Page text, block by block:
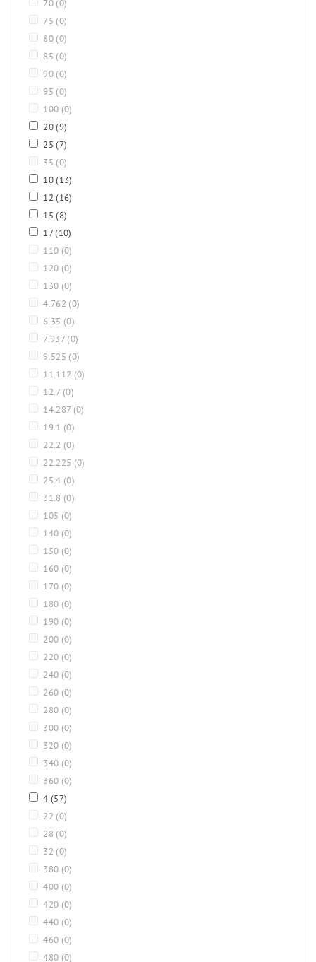
70 (0)
75 (0)
80 (0)
85 (0)
90 (0)
95 (0)
100 (0)
20(9)
25(7)
35 (0)
10(13)
12(16)
15(8)
17(10)
110 (0)
120 (0)
130 (0)
4.762 (0)
6.35 (0)
7.937 (0)
9.525 (0)
11.112 (0)
12.7 (0)
14.287 (0)
19.1 (0)
22.2 (0)
22.225 (0)
25.4 (0)
31.8 (0)
105 (0)
140 (0)
150 (0)
160 (0)
170 (0)
180 (0)
190 (0)
200 (0)
220 (0)
240 (0)
260 (0)
280 (0)
300 (0)
320 (0)
340 (0)
360 (0)
4 (57)
22 (0)
28 (0)
32 (0)
380 (0)
400 (0)
420 (0)
440 (0)
460 (0)
480 (0)